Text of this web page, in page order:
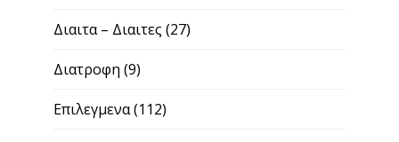
Διαιτα – Διαιτες (27)
Διατροφη (9)
Επιλεγμενα(112)